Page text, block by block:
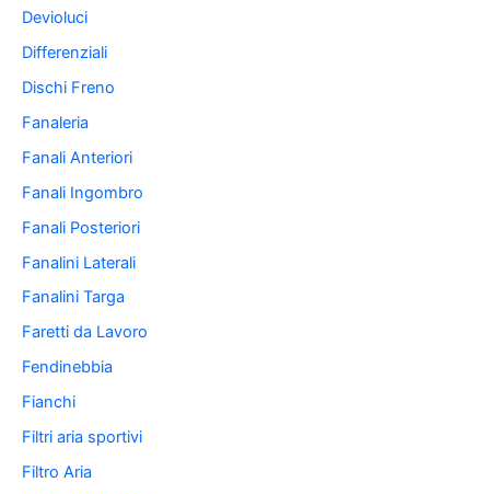
Devioluci
Differenziali
Dischi Freno
Fanaleria
Fanali Anteriori
Fanali Ingombro
Fanali Posteriori
Fanalini Laterali
Fanalini Targa
Faretti da Lavoro
Fendinebbia
Fianchi
Filtri aria sportivi
Filtro Aria